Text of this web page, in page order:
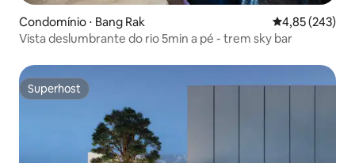
Condomínio ⋅ Bang Rak 4,85 de uma
4,85 (243)
Vista deslumbrante do rio 5min a pé - trem sky bar
Superhost
Superhost